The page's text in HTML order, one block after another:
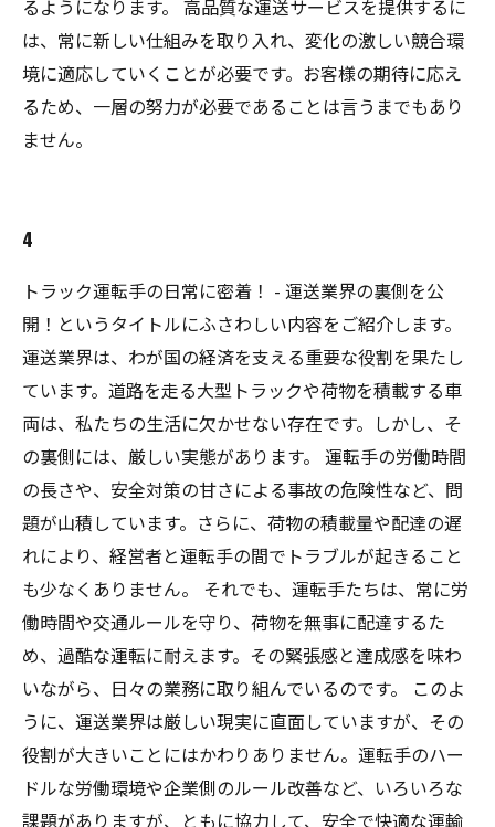
るようになります。 高品質な運送サービスを提供するに
は、常に新しい仕組みを取り入れ、変化の激しい競合環
境に適応していくことが必要です。お客様の期待に応え
るため、一層の努力が必要であることは言うまでもあり
ません。
4
トラック運転手の日常に密着！ - 運送業界の裏側を公
開！というタイトルにふさわしい内容をご紹介します。
運送業界は、わが国の経済を支える重要な役割を果たし
ています。道路を走る大型トラックや荷物を積載する車
両は、私たちの生活に欠かせない存在です。しかし、そ
の裏側には、厳しい実態があります。 運転手の労働時間
の長さや、安全対策の甘さによる事故の危険性など、問
題が山積しています。さらに、荷物の積載量や配達の遅
れにより、経営者と運転手の間でトラブルが起きること
も少なくありません。 それでも、運転手たちは、常に労
働時間や交通ルールを守り、荷物を無事に配達するた
め、過酷な運転に耐えます。その緊張感と達成感を味わ
いながら、日々の業務に取り組んでいるのです。 このよ
うに、運送業界は厳しい現実に直面していますが、その
役割が大きいことにはかわりありません。運転手のハー
ドルな労働環境や企業側のルール改善など、いろいろな
課題がありますが、ともに協力して、安全で快適な運輸